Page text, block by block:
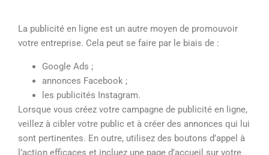
La publicité en ligne est un autre moyen de promouvoir
votre entreprise. Cela peut se faire par le biais de :
Google Ads ;
annonces Facebook ;
les publicités Instagram.
Lorsque vous créez votre campagne de publicité en ligne,
veillez à cibler votre public et à créer des annonces qui lui
sont pertinentes. En outre, utilisez des boutons d’appel à
l’action efficaces et incluez une page d’accueil sur votre